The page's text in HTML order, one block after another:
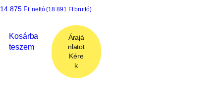
14 875 Ft nettó (18 891 Ftbruttó)
Kosárba
teszem
Árajá
nlatot
Kére
k